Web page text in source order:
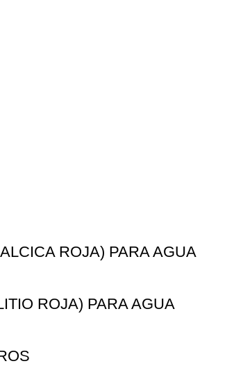
ROJA) PARA AGUA
ROJA) PARA AGUA